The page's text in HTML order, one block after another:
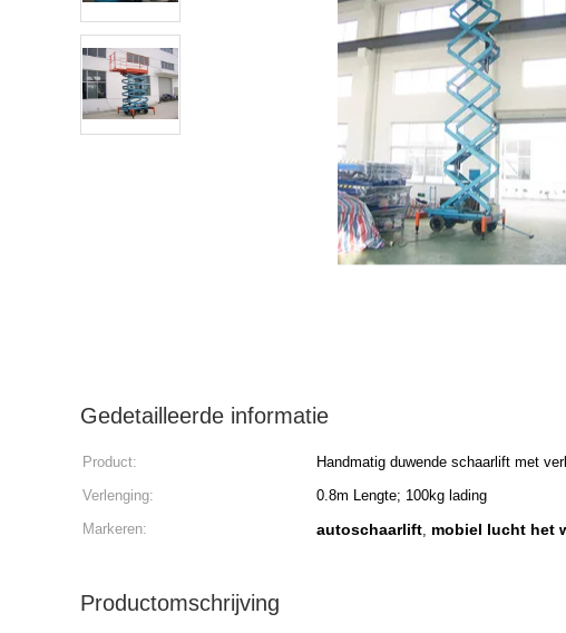
Gedetailleerde informatie
Product: Handmatig duwende schaarlift met
Verlenging:
0.8m Lengte; 100kg lading
Markeren:
autoschaarlift, mobiel lucht het
Productomschrijving